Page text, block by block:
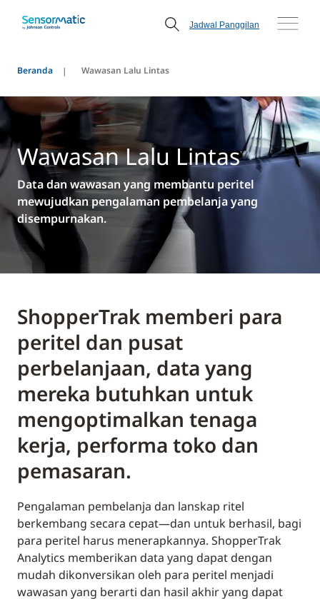
Jadwal Panggilan
Beranda Wawasan Lalu Lintas
Wawasan Lalu Lintas
Data dan wawasan yang membantu peritel
mewujudkan pengalaman pembelanja yang
disempurnakan.
ShopperTrak memberi para
peritel dan pusat
perbelanjaan, data yang
mereka butuhkan untuk
mengoptimalkan tenaga
kerja, performa toko dan
pemasaran.
Pengalaman pembelanja dan lanskap ritel
berkembang secara cepat—dan untuk berhasil, bagi
para peritel harus menerapkannya. ShopperTrak
Analytics memberikan data yang dapat dengan
mudah dikonversikan oleh para peritel menjadi
wawasan yang berarti dan hasil akhir yang dapat